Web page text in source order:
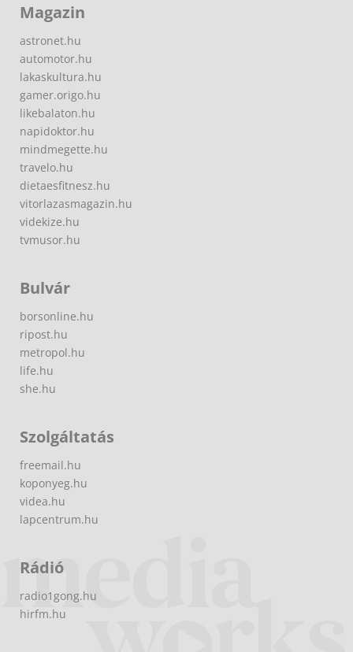
Magazin
astronet.hu
automotor.hu
lakaskultura.hu
gamer.origo.hu
likebalaton.hu
napidoktor.hu
mindmegette.hu
travelo.hu
dietaesfitnesz.hu
vitorlazasmagazin.hu
videkize.hu
tvmusor.hu
Bulvár
borsonline.hu
ripost.hu
metropol.hu
life.hu
she.hu
Szolgáltatás
freemail.hu
koponyeg.hu
videa.hu
lapcentrum.hu
Rádió
radio1gong.hu
hirfm.hu